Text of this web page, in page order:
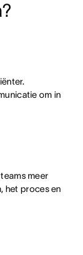
om in
meer
het proces en